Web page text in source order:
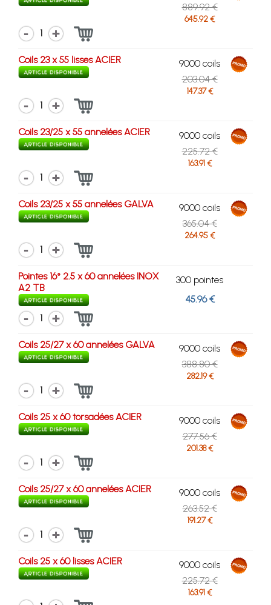
889.92 €
645.92 €
1
Coils 23 x 55 lisses ACIER
9000 coils
203.04 €
147.37 €
1
Coils 23/25 x 55 annelées ACIER
9000 coils
225.72 €
163.91 €
1
Coils 23/25 x 55 annelées GALVA
9000 coils
365.04 €
264.95 €
1
Pointes 16° 2.5 x 60 annelées INOX
A2 TB
300 pointes
45.96 €
1
Coils 25/27 x 60 annelées GALVA
9000 coils
388.80 €
282.19 €
1
Coils 25 x 60 torsadées ACIER
9000 coils
277.56 €
201.38 €
1
Coils 25/27 x 60 annelées ACIER
9000 coils
263.52 €
191.27 €
1
Coils 25 x 60 lisses ACIER
9000 coils
225.72 €
163.91 €